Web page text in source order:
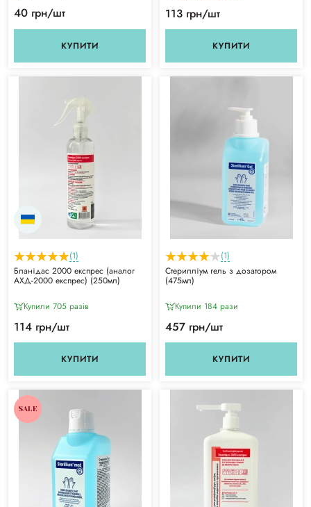
40 грн/шт
КУПИТИ
113 грн/шт
КУПИТИ
(1)
Бланідас 2000 експрес (аналог
АХД-2000 експрес) (250мл)
Купили 705 разiв
114 грн/шт
КУПИТИ
(1)
Стерилліум гель з дозатором
(475мл)
Купили 184 рази
457 грн/шт
КУПИТИ
SALE